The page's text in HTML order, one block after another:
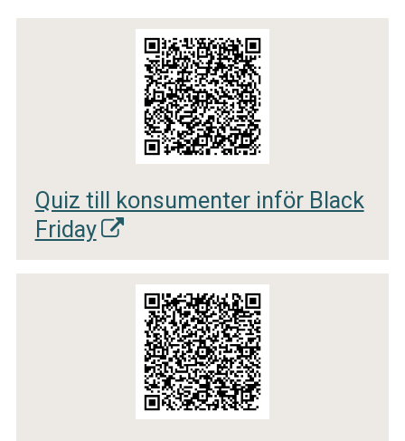
Quiz till konsumenter inför Black
Friday